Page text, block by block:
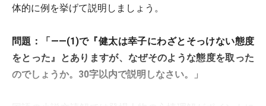
体的に例を挙げて説明しましょう。
問題：「――(1)で『健太は幸子にわざとそっけない態度
をとった』とありますが、なぜそのような態度を取った
のでしょうか。30字以内で説明しなさい。」